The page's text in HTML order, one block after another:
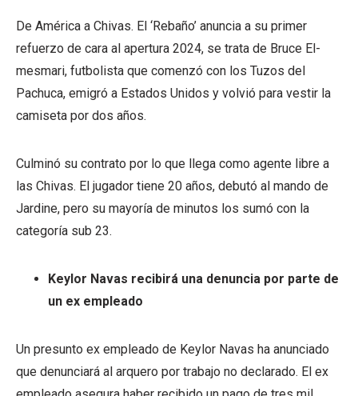
De América a Chivas. El ‘Rebaño’ anuncia a su primer
refuerzo de cara al apertura 2024, se trata de Bruce El-
mesmari, futbolista que comenzó con los Tuzos del
Pachuca, emigró a Estados Unidos y volvió para vestir la
camiseta por dos años.
Culminó su contrato por lo que llega como agente libre a
las Chivas. El jugador tiene 20 años, debutó al mando de
Jardine, pero su mayoría de minutos los sumó con la
categoría sub 23.
Keylor Navas recibirá una denuncia por parte de
un ex empleado
Un presunto ex empleado de Keylor Navas ha anunciado
que denunciará al arquero por trabajo no declarado. El ex